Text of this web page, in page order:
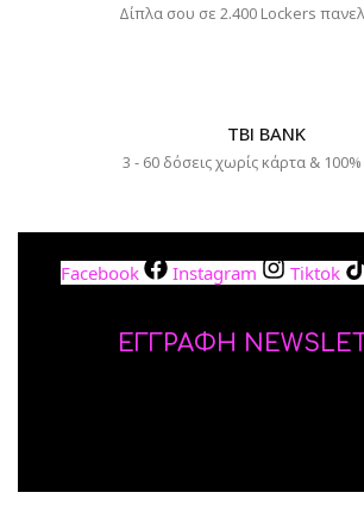
Δίπλα σου σε 2.400 Lockers
TBI BANK
3 - 60 δόσεις χωρίς κάρτα &
Facebook Instagram Tiktok
ΕΓΓΡΑΦΗ